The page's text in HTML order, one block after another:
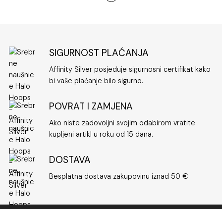
SIGURNOST PLAĆANJA
Affinity Silver posjeduje sigurnosni certifikat kako
bi vaše plaćanje bilo sigurno.
POVRAT I ZAMJENA
Ako niste zadovoljni svojim odabirom vratite
kupljeni artikl u roku od 15 dana.
DOSTAVA
Besplatna dostava zakupovinu iznad 50 €